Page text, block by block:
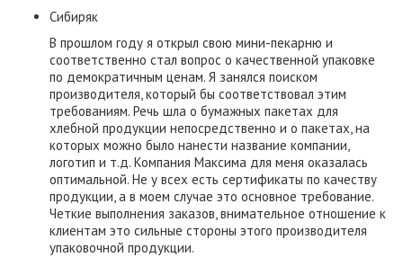
Сибиряк
В прошлом году я открыл свою мини-пекарню и
соответственно стал вопрос о качественной упаковке
по демократичным ценам. Я занялся поиском
производителя, который бы соответствовал этим
требованиям. Речь шла о бумажных пакетах для
хлебной продукции непосредственно и о пакетах, на
которых можно было нанести название компании,
логотип и т.д. Компания Максима для меня оказалась
оптимальной. Не у всех есть сертификаты по качеству
продукции, а в моем случае это основное требование.
Четкие выполнения заказов, внимательное отношение к
клиентам это сильные стороны этого производителя
упаковочной продукции.